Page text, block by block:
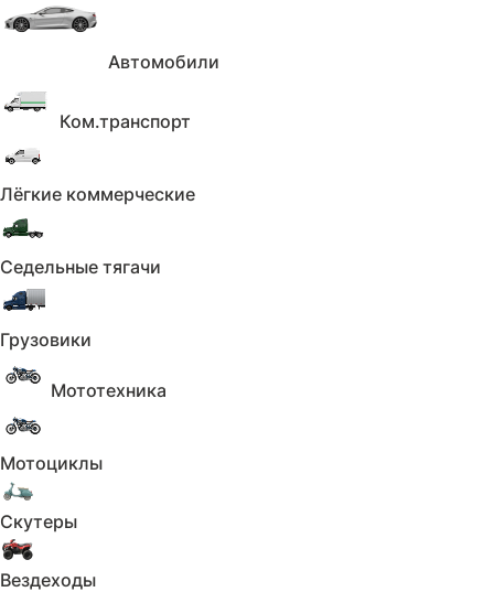
Автомобили
Ком.транспорт
Лёгкие коммерческие
Седельные тягачи
Грузовики
Мототехника
Мотоциклы
Скутеры
Вездеходы
Получить отчёт